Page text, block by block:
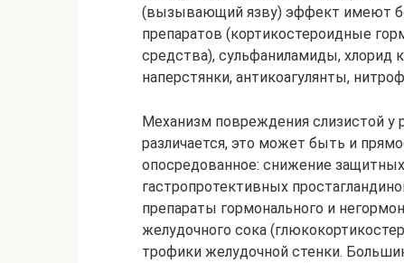
(вызывающий язву) эффект имеют
препаратов (кортикостероидные
средства), сульфаниламиды, хлорид
наперстянки, антикоагулянты,
Механизм повреждения слизистой у
различается, это может быть и
опосредованное: снижение
гастропротективных
препараты гормонального и
желудочного сока
трофики желудочной стенки.